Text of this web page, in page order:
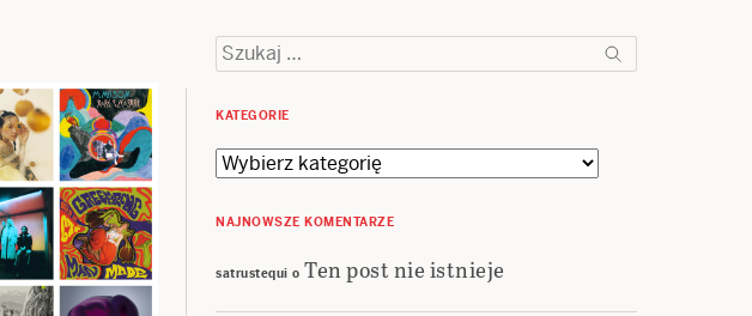
Szukaj:
KATEGORIE
Kategorie
NAJNOWSZE KOMENTARZE
satrustequi o Ten post nie istnieje